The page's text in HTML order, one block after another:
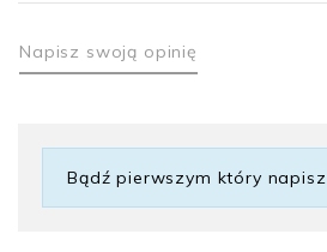
Napisz swoją opinię
Bądź pierwszym który